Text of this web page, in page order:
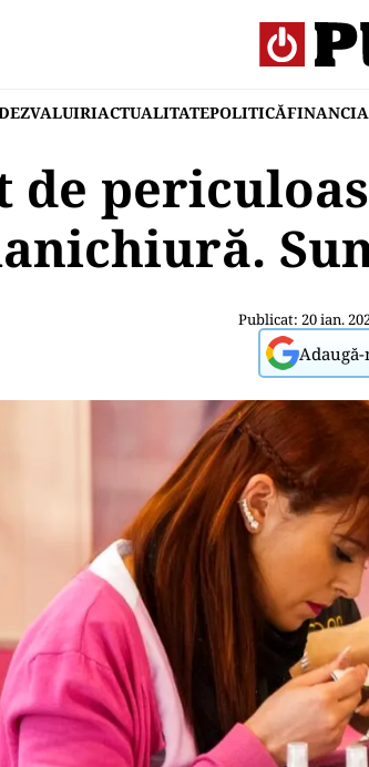
ACTUALITATEPOLITICĂ
de
Publicat: 20 ian.